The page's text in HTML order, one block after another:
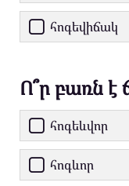
հոգեվիճակ
Ո՞ր բառն
հոգեևվոր
հոգևոր